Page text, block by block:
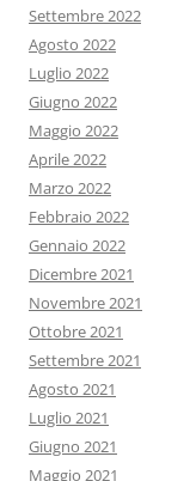
Settembre 2022
Agosto 2022
Luglio 2022
Giugno 2022
Maggio 2022
Aprile 2022
Marzo 2022
Febbraio 2022
Gennaio 2022
Dicembre 2021
Novembre 2021
Ottobre 2021
Settembre 2021
Agosto 2021
Luglio 2021
Giugno 2021
Maggio 2021